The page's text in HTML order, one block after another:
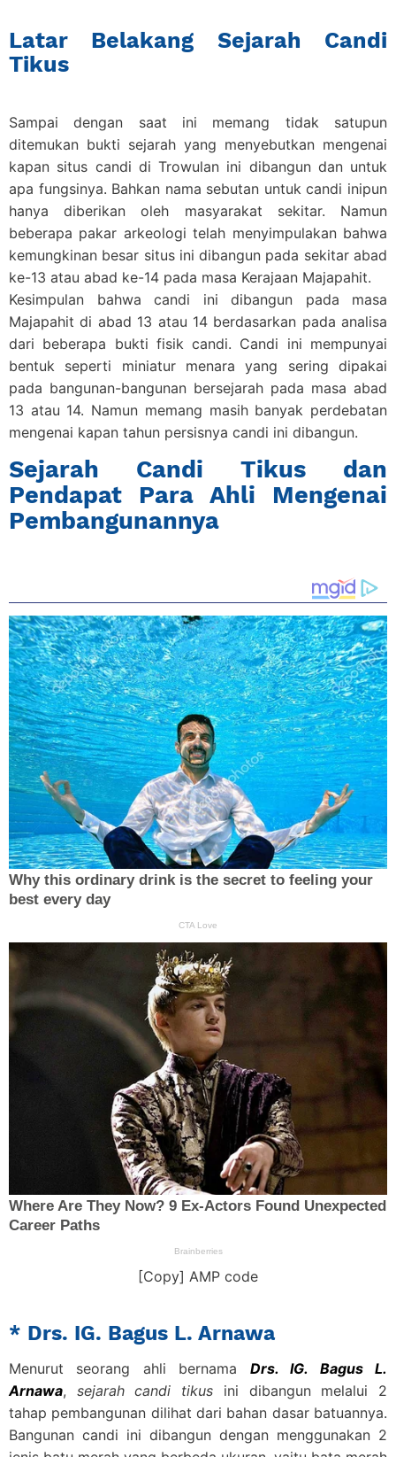
Latar Belakang Sejarah Candi
Tikus
Sampai dengan saat ini memang tidak satupun
ditemukan bukti sejarah yang menyebutkan mengenai
kapan situs candi di Trowulan ini dibangun dan untuk
apa fungsinya. Bahkan nama sebutan untuk candi inipun
hanya diberikan oleh masyarakat sekitar. Namun
beberapa pakar arkeologi telah menyimpulakan bahwa
kemungkinan besar situs ini dibangun pada sekitar abad
ke-13 atau abad ke-14 pada masa Kerajaan Majapahit.
Kesimpulan bahwa candi ini dibangun pada masa
Majapahit di abad 13 atau 14 berdasarkan pada analisa
dari beberapa bukti fisik candi. Candi ini mempunyai
bentuk seperti miniatur menara yang sering dipakai
pada bangunan-bangunan bersejarah pada masa abad
13 atau 14. Namun memang masih banyak perdebatan
mengenai kapan tahun persisnya candi ini dibangun.
Sejarah Candi Tikus dan
Pendapat Para Ahli Mengenai
Pembangunannya
[Copy] AMP code
* Drs. IG. Bagus L. Arnawa
Menurut seorang ahli bernama Drs. IG. Bagus L.
Arnawa, sejarah candi tikus ini dibangun melalui 2
tahap pembangunan dilihat dari bahan dasar batuannya.
Bangunan candi ini dibangun dengan menggunakan 2